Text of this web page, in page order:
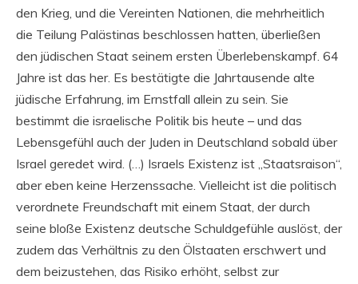
den Krieg, und die Vereinten Nationen, die mehrheitlich
die Teilung Palästinas beschlossen hatten, überließen
den jüdischen Staat seinem ersten Überlebenskampf. 64
Jahre ist das her. Es bestätigte die Jahrtausende alte
jüdische Erfahrung, im Ernstfall allein zu sein. Sie
bestimmt die israelische Politik bis heute – und das
Lebensgefühl auch der Juden in Deutschland sobald über
Israel geredet wird. (…) Israels Existenz ist „Staatsraison“,
aber eben keine Herzenssache. Vielleicht ist die politisch
verordnete Freundschaft mit einem Staat, der durch
seine bloße Existenz deutsche Schuldgefühle auslöst, der
zudem das Verhältnis zu den Ölstaaten erschwert und
dem beizustehen, das Risiko erhöht, selbst zur